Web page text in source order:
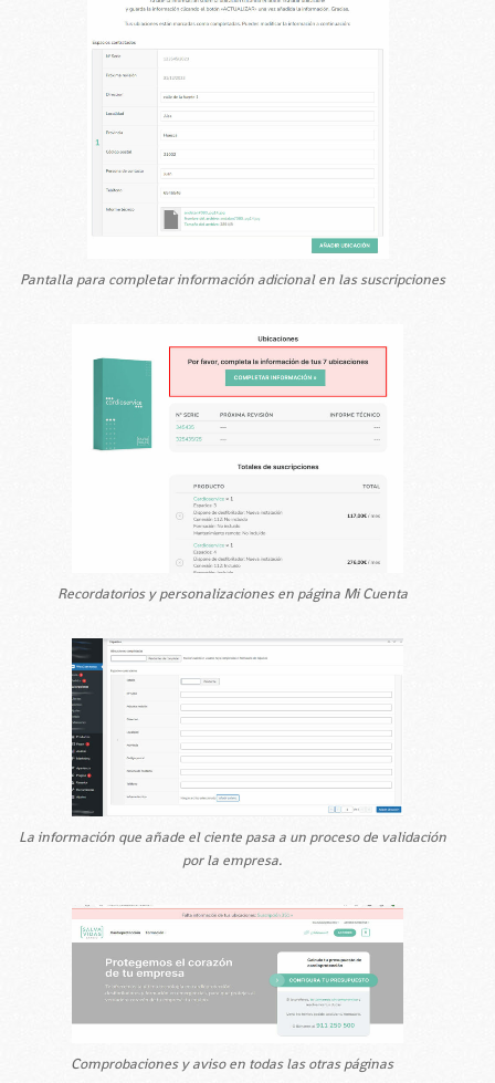
Pantalla para completar información adicional en las suscripciones
Recordatorios y personalizaciones en página Mi Cuenta
La información que añade el ciente pasa a un proceso de validación
por la empresa.
Comprobaciones y aviso en todas las otras páginas